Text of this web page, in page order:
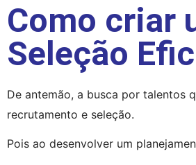
Como criar
Seleção
De antemão, a busca por talentos
recrutamento e seleção.
Pois ao desenvolver um